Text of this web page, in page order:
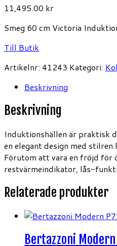
11,495.00 kr
Smeg 60 cm Victoria
Till Butik
Artikelnr: 41243 Kategori:
Beskrivning
Beskrivning
Induktionshällen är praktisk
en elegant design med
Förutom att vara en fröjd för
restvärmeindikator, lås-
Relaterade produkter
Bertazzoni